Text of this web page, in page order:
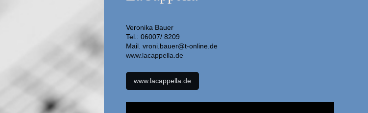
Veronika Bauer
Tel.: 06007/ 8209
Mail. vroni.bauer@t-online.de
www.lacappella.de
www.lacappella.de